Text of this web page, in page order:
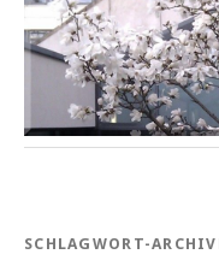
SCHLAGWORT-